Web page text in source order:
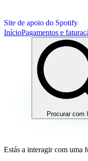
Site de apoio do Spotify
InícioPagamentos e
Procurar com
Estás a interagir com uma